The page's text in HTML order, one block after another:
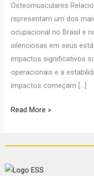
Osteomusculares
representam um dos
ocupacional no Brasil e
silenciosas em seus
impactos significativos
operacionais e a
impactos começam […]
empresas
Read More »